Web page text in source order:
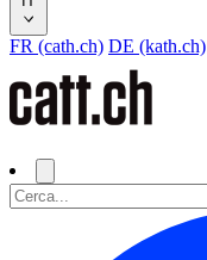
FR (cath.ch) DE (kath.ch)